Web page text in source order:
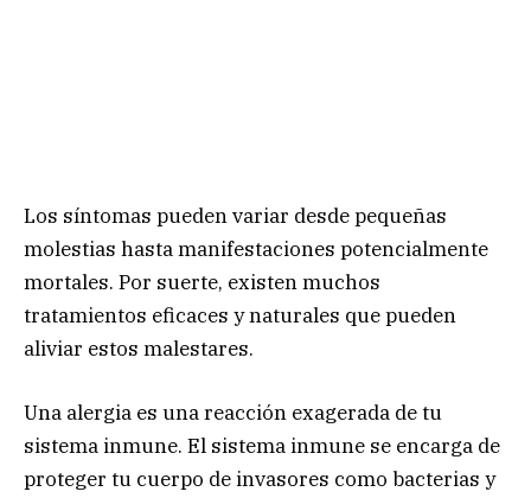
Los síntomas pueden variar desde pequeñas
molestias hasta manifestaciones potencialmente
mortales. Por suerte, existen muchos
tratamientos eficaces y naturales que pueden
aliviar estos malestares.
Una alergia es una reacción exagerada de tu
sistema inmune. El sistema inmune se encarga de
proteger tu cuerpo de invasores como bacterias y